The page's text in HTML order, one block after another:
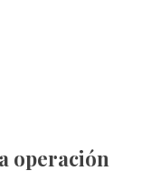
operación